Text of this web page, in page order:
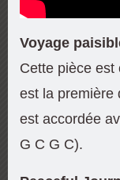
Voyage
Cette pièce
est la première
est accordée
G C G C).